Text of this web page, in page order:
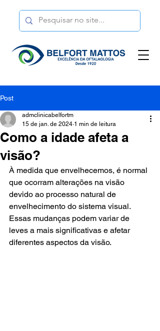
Post
Como a idade afeta a
visão?
admclinicabelfortm
15 de jan. de 2024 1 min de leitura
À medida que envelhecemos, é normal
que ocorram alterações na visão
devido ao processo natural de
envelhecimento do sistema visual.
Essas mudanças podem variar de
leves a mais significativas e afetar
diferentes aspectos da visão.